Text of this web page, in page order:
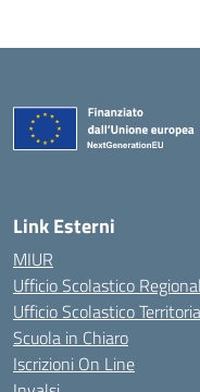
Link Esterni
MIUR
Ufficio Scolastico
Ufficio Scolastico
Scuola in Chiaro
Iscrizioni On Line